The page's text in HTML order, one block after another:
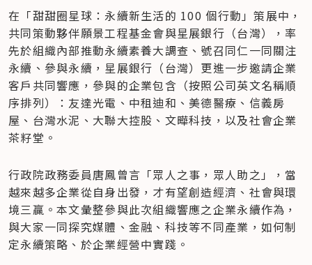
在「甜甜圈星球：永續新生活的 100 個行動」策展中，
共同策動夥伴​​願景工程基金會與星展銀行（台灣），率
先於組織內部推動永續素養大調查、號召同仁一同關注
永續、參與永續，星展銀行（台灣）更進一步邀請企業
客戶共同響應，參與的企業包含（按照公司英文名稱順
序排列）：友達光電、中租迪和、美德醫療、信義房
屋、台灣水泥、大聯大控股、文曄科技，以及社會企業
茶籽堂。
行政院政務委員唐鳳曾言「眾人之事，眾人助之」，當
越來越多企業從自身出發，才有望創造經濟、社會與環
境三贏。本文彙整參與此次組織響應之企業永續作為，
與大家一同探究媒體、金融、科技等不同產業，如何制
定永續策略、於企業經營中實踐。